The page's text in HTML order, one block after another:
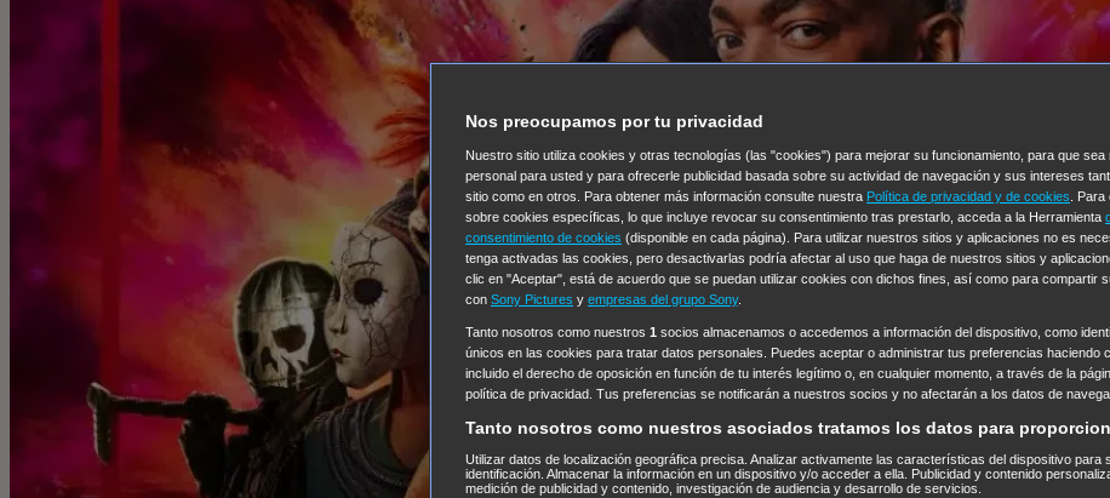
Nos preocupamos por tu privacidad
Nuestro sitio utiliza cookies y otras tecnologías (las "cookies") para mejorar su funcionamiento, para que sea
personal para usted y para ofrecerle publicidad basada sobre su actividad de navegación y sus intereses
sitio como en otros. Para obtener más información consulte nuestra Política de privacidad y de cookies .
sobre cookies específicas, lo que incluye revocar su consentimiento tras prestarlo, acceda a la Herramienta
consentimiento de cookies (disponible en cada página). Para utilizar nuestros sitios y aplicaciones no es
tenga activadas las cookies, pero desactivarlas podría afectar al uso que haga de nuestros sitios y
clic en "Aceptar", está de acuerdo que se puedan utilizar cookies con dichos fines, así como para compartir
con Sony Pictures y empresas del grupo Sony.
Tanto nosotros como nuestros 1 socios almacenamos o accedemos a información del dispositivo, como
únicos en las cookies para tratar datos personales. Puedes aceptar o administrar tus preferencias haciendo
incluido el derecho de oposición en función de tu interés legítimo o, en cualquier momento, a través de la
política de privacidad. Tus preferencias se notificarán a nuestros socios y no afectarán a los datos de
Tanto nosotros como nuestros asociados tratamos los datos para
Utilizar datos de localización geográfica precisa. Analizar activamente las características del dispositivo para
identificación. Almacenar la información en un dispositivo y/o acceder a ella. Publicidad y contenido
medición de publicidad y contenido, investigación de audiencia y desarrollo de servicios.